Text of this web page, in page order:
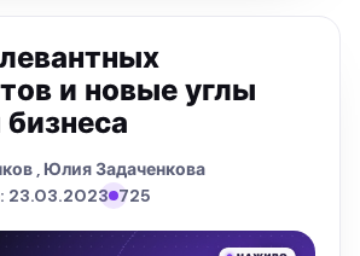
и новые углы
, Юлия Задаченкова
23.03.2023 725